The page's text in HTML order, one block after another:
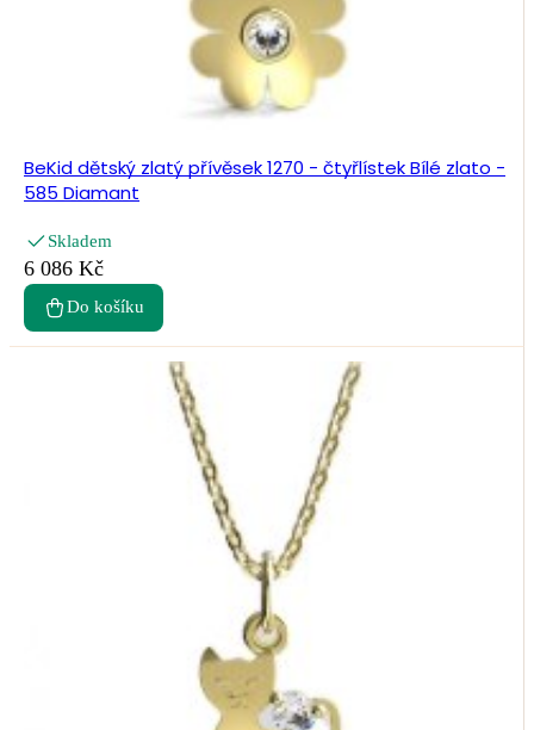
BeKid dětský zlatý přívěsek 1270 - čtyřlístek Bílé zlato -
585 Diamant
Skladem
6 086 Kč
Do košíku